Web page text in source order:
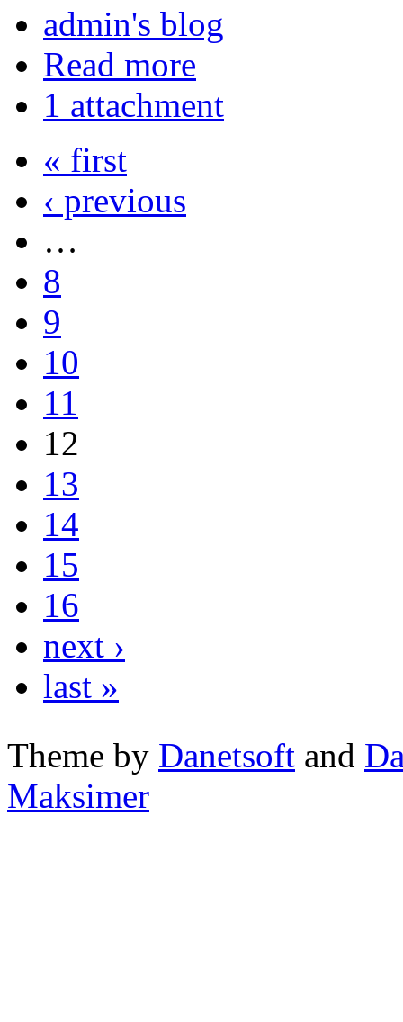
admin's blog
Read more
1 attachment
« first
‹ previous
…
8
9
10
11
12
13
14
15
16
next ›
last »
Theme by Danetsoft and
Maksimer